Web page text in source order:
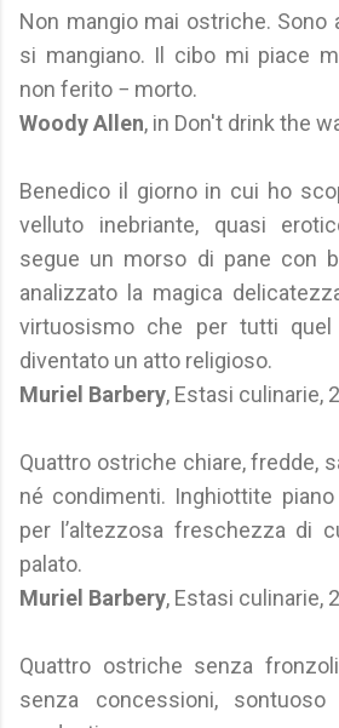
Non mangio mai ostriche. Sono
si mangiano. Il cibo mi piace
non ferito − morto.
Woody Allen, in Don't drink the
Benedico il giorno in cui ho
velluto inebriante, quasi
segue un morso di pane con
analizzato la magica
virtuosismo che per tutti
diventato un atto religioso.
Muriel Barbery, Estasi culinarie,
Quattro ostriche chiare, fredde,
né condimenti. Inghiottite
per l’altezzosa freschezza di
palato.
Muriel Barbery, Estasi culinarie,
Quattro ostriche senza
senza concessioni,